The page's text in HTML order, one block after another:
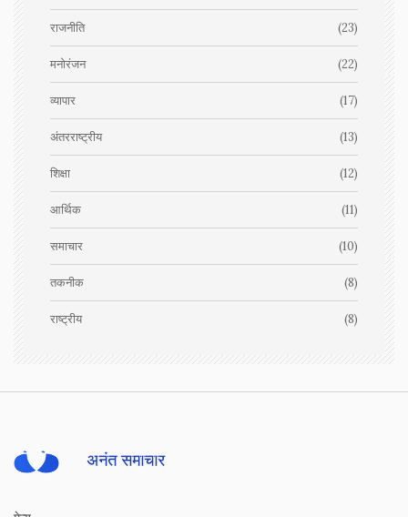
राजनीति (23)
मनोरंजन (22)
व्यापार (17)
अंतरराष्ट्रीय (13)
शिक्षा (12)
आर्थिक (11)
समाचार (10)
तकनीक (8)
राष्ट्रीय (8)